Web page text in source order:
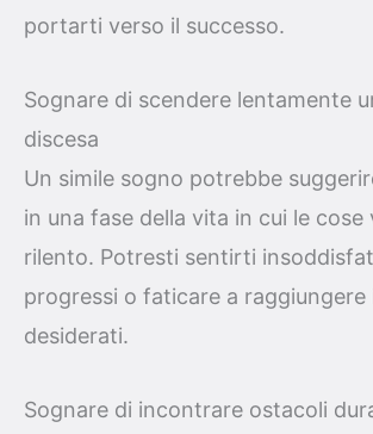
portarti verso il successo.
Sognare di scendere lentamente
discesa
Un simile sogno potrebbe
in una fase della vita in cui le cose
rilento. Potresti sentirti
progressi o faticare a
desiderati.
Sognare di incontrare ostacoli